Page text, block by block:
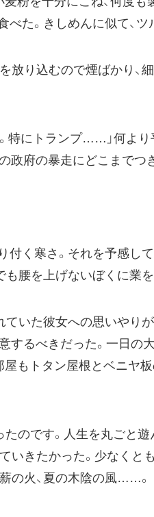
た。きしめんに似て、
り込むので煙ばかり、
にトランプ……」何より
政府の暴走にどこまでつ
く寒さ。それを予感し
腰を上げないぼくに業を
いた彼女への思いやり
するべきだった。一日の
トタン屋根とベニヤ板
のです。人生を丸ごと
きたかった。少なくと
の火、夏の木陰の風……。